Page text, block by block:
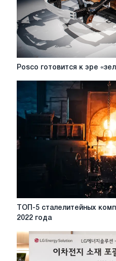
Posco
«зеленых»
автомобилей
Posco готовится к эре
ТОП-5
сталелитейных
мира
по
итогам
ТОП-5 сталелитейных
2022 года